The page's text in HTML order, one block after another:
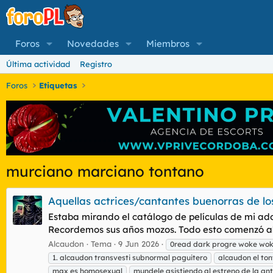
Foros Novedades Miembros
Última actividad Registro
Foros Etiquetas
murciano marciano tontano
Aquellas actrices/cantantes buenorras de
Estaba mirando el catálogo de películas de mi
Recordemos sus años mozos. Todo esto
Alcaudon Tema 9 Jun 2026 0read dark progre woke
1. alcaudon transvesti subnormal paguitero
alcaudon el
max es homosexual
mundele asistiendo al estreno de la